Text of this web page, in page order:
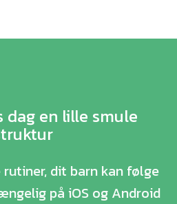
dag en lille smule
dit barn kan følge
på iOS og Android